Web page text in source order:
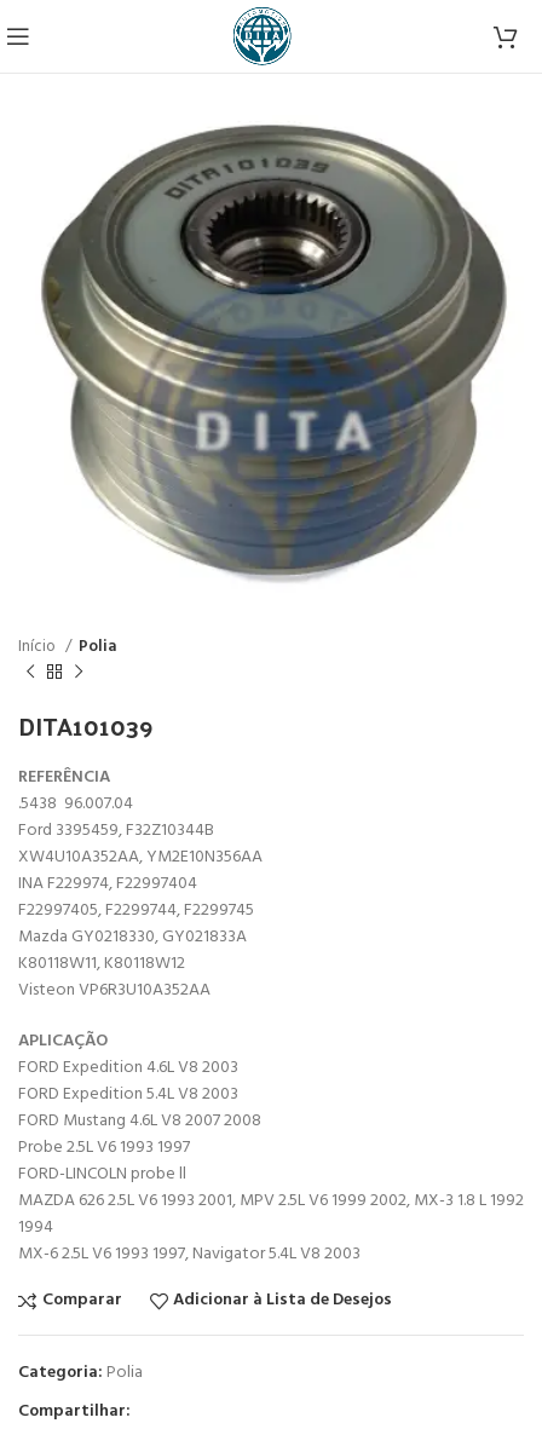
Início Polia
DITA101039
REFERÊNCIA
.5438 96.007.04
Ford 3395459, F32Z10344B
XW4U10A352AA, YM2E10N356AA
INA F229974, F22997404
F22997405, F2299744, F2299745
Mazda GY0218330, GY021833A
K80118W11, K80118W12
Visteon VP6R3U10A352AA
APLICAÇÃO
FORD Expedition 4.6L V8 2003
FORD Expedition 5.4L V8 2003
FORD Mustang 4.6L V8 2007 2008
Probe 2.5L V6 1993 1997
FORD-LINCOLN probe ll
MAZDA 626 2.5L V6 1993 2001, MPV 2.5L V6 1999 2002, MX-3 1.8 L 1992
1994
MX-6 2.5L V6 1993 1997, Navigator 5.4L V8 2003
Comparar
Adicionar à Lista de Desejos
Categoria: Polia
Compartilhar: